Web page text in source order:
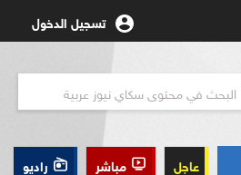
تسجيل الدخول
عاجل مباشر راديو